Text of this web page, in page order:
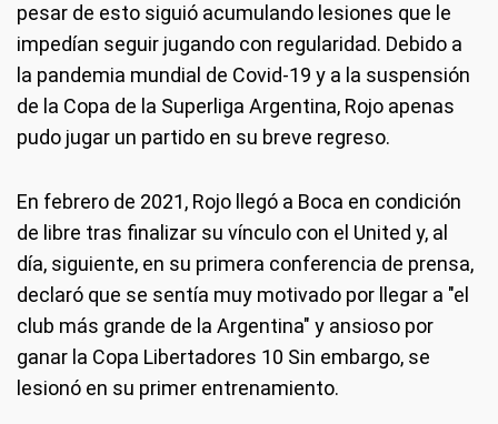
pesar de esto siguió acumulando lesiones que le
impedían seguir jugando con regularidad. Debido a
la pandemia mundial de Covid-19 y a la suspensión
de la Copa de la Superliga Argentina, Rojo apenas
pudo jugar un partido en su breve regreso.
En febrero de 2021, Rojo llegó a Boca en condición
de libre tras finalizar su vínculo con el United y, al
día, siguiente, en su primera conferencia de prensa,
declaró que se sentía muy motivado por llegar a "el
club más grande de la Argentina" y ansioso por
ganar la Copa Libertadores 10 Sin embargo, se
lesionó en su primer entrenamiento.